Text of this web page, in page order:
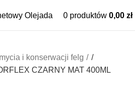
0 produktów 0,00 zł
i konserwacji felg
/
CZARNY MAT 400ML